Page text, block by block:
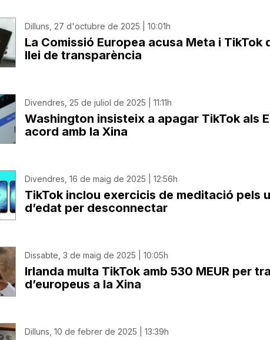
Dilluns, 27 d'octubre de 2025 | 10:01h
La Comissió Europea acusa Meta i TikTok
llei de transparència
Divendres, 25 de juliol de 2025 | 11:11h
Washington insisteix a apagar TikTok als
acord amb la Xina
Divendres, 16 de maig de 2025 | 12:56h
TikTok inclou exercicis de meditació pels
d’edat per desconnectar
Dissabte, 3 de maig de 2025 | 10:05h
Irlanda multa TikTok amb 530 MEUR per
d’europeus a la Xina
Dilluns, 10 de febrer de 2025 | 13:39h